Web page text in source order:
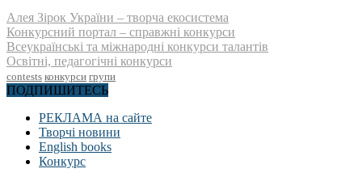
Алея Зірок України – творча екосистема
Конкурсний портал – справжні конкурси
Всеукраїнські та міжнародні конкурси талантів
Освітні, педагогічні конкурси
contests конкурси групи
ПОДПИШИТЕСЬ
РЕКЛАМА на сайте
Творчі новини
English books
Конкурс